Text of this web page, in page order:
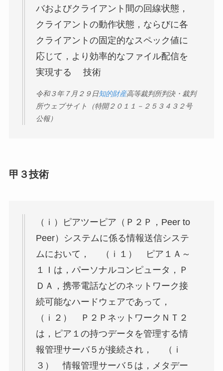
バおよびクライアント間の回線状態，
クライアントの動作状態，ならびに各
クライアントの固定的なスペック値に
応じて，より効率的なファイル配信を
実現する 技術
令和３年７月２９日知的財産高等裁判所判決・裁判
所ウェブサイト（特開２０１１－２５３４３２号
公報）
甲３技術
（ｉ）ピアツーピア（Ｐ２Ｐ，Peer to
Peer）システムに係る情報送信システ
ムにおいて， （ｉ１） ピア１Ａ～
１Ｉは，パーソナルコンピュータ，Ｐ
ＤＡ，携帯電話などのネットワーク接
続可能なハードウェアであって，
（ｉ２） Ｐ２ＰネットワークＮＴ２
は，ピア１の持つデータを管理する情
報管理サーバ５が接続され， （ｉ
３） 情報管理サーバ５は，メタデー